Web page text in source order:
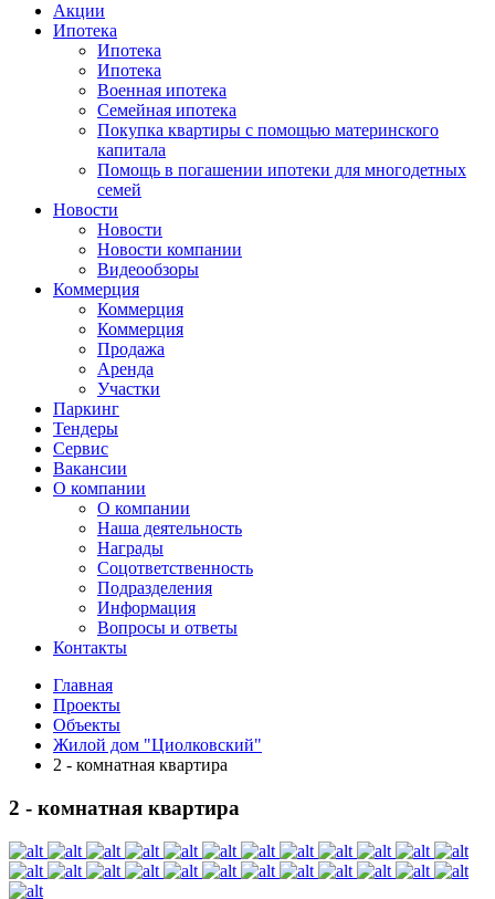
Акции
Ипотека
Ипотека
Ипотека
Военная ипотека
Семейная ипотека
Покупка квартиры с помощью материнского
капитала
Помощь в погашении ипотеки для многодетных
семей
Новости
Новости
Новости компании
Видеообзоры
Коммерция
Коммерция
Коммерция
Продажа
Аренда
Участки
Паркинг
Тендеры
Сервис
Вакансии
О компании
О компании
Наша деятельность
Награды
Соцответственность
Подразделения
Информация
Вопросы и ответы
Контакты
Главная
Проекты
Объекты
Жилой дом "Циолковский"
2 - комнатная квартира
2 - комнатная квартира